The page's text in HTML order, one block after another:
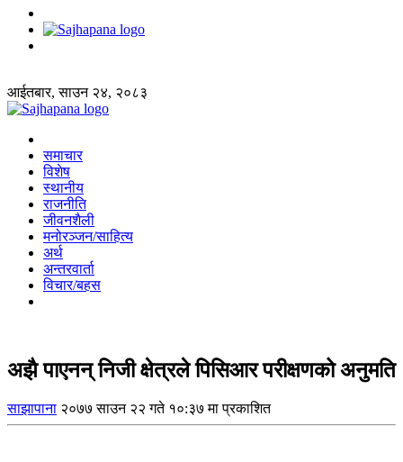
आईतबार, साउन २४, २०८३
समाचार
विशेष
स्थानीय
राजनीति
जीवनशैली
मनोरञ्जन/साहित्य
अर्थ
अन्तरवार्ता
विचार/बहस
अझै पाएनन् निजी क्षेत्रले पिसिआर परीक्षणको अनुमति
साझापाना २०७७ साउन २२ गते १०:३७ मा प्रकाशित